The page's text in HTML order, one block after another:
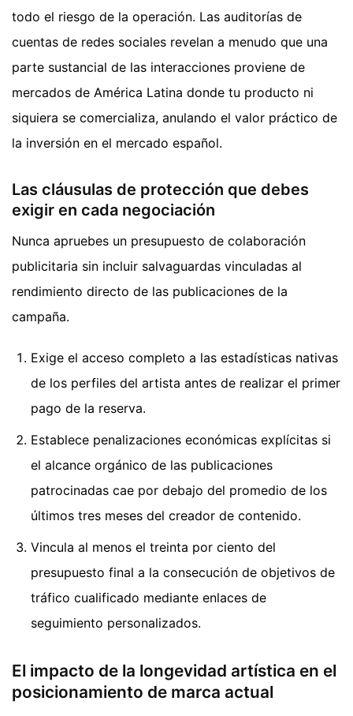
todo el riesgo de la operación. Las auditorías de
cuentas de redes sociales revelan a menudo que una
parte sustancial de las interacciones proviene de
mercados de América Latina donde tu producto ni
siquiera se comercializa, anulando el valor práctico de
la inversión en el mercado español.
Las cláusulas de protección que debes
exigir en cada negociación
Nunca apruebes un presupuesto de colaboración
publicitaria sin incluir salvaguardas vinculadas al
rendimiento directo de las publicaciones de la
campaña.
Exige el acceso completo a las estadísticas nativas
de los perfiles del artista antes de realizar el primer
pago de la reserva.
Establece penalizaciones económicas explícitas si
el alcance orgánico de las publicaciones
patrocinadas cae por debajo del promedio de los
últimos tres meses del creador de contenido.
Vincula al menos el treinta por ciento del
presupuesto final a la consecución de objetivos de
tráfico cualificado mediante enlaces de
seguimiento personalizados.
El impacto de la longevidad artística en el
posicionamiento de marca actual